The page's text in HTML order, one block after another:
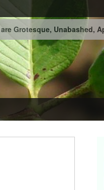
Grotesque, Unabashed,